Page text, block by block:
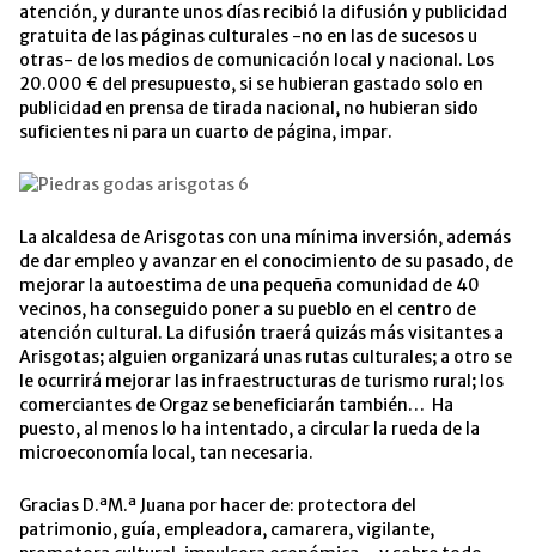
atención, y durante unos días recibió la difusión y publicidad
gratuita de las páginas culturales -no en las de sucesos u
otras- de los medios de comunicación local y nacional. Los
20.000 € del presupuesto, si se hubieran gastado solo en
publicidad en prensa de tirada nacional, no hubieran sido
suficientes ni para un cuarto de página, impar.
La alcaldesa de Arisgotas con una mínima inversión, además
de dar empleo y avanzar en el conocimiento de su pasado, de
mejorar la autoestima de una pequeña comunidad de 40
vecinos, ha conseguido poner a su pueblo en el centro de
atención cultural. La difusión traerá quizás más visitantes a
Arisgotas; alguien organizará unas rutas culturales; a otro se
le ocurrirá mejorar las infraestructuras de turismo rural; los
comerciantes de Orgaz se beneficiarán también… Ha
puesto, al menos lo ha intentado, a circular la rueda de la
microeconomía local, tan necesaria.
Gracias D.ªM.ª Juana por hacer de: protectora del
patrimonio, guía, empleadora, camarera, vigilante,